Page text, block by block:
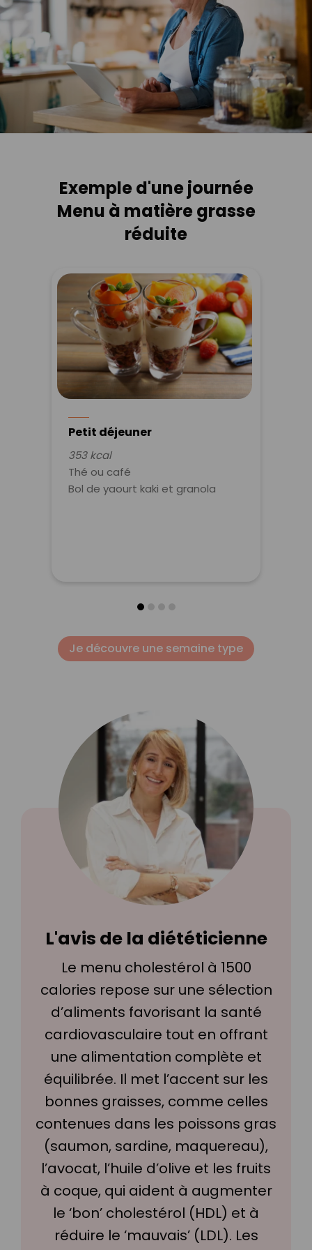
Exemple d'une journée
Menu à matière grasse
réduite
Petit déjeuner
353 kcal
Thé ou café
Bol de yaourt kaki et granola
Je découvre une semaine type
L'avis de la diététicienne
Le menu cholestérol à 1500
calories repose sur une sélection
d’aliments favorisant la santé
cardiovasculaire tout en offrant
une alimentation complète et
équilibrée. Il met l’accent sur les
bonnes graisses, comme celles
contenues dans les poissons gras
(saumon, sardine, maquereau),
l’avocat, l’huile d’olive et les fruits
à coque, qui aident à augmenter
le ‘bon’ cholestérol (HDL) et à
réduire le ‘mauvais’ (LDL). Les